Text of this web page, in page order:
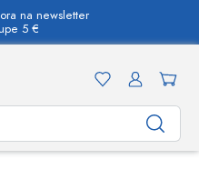
na newsletter
5 €